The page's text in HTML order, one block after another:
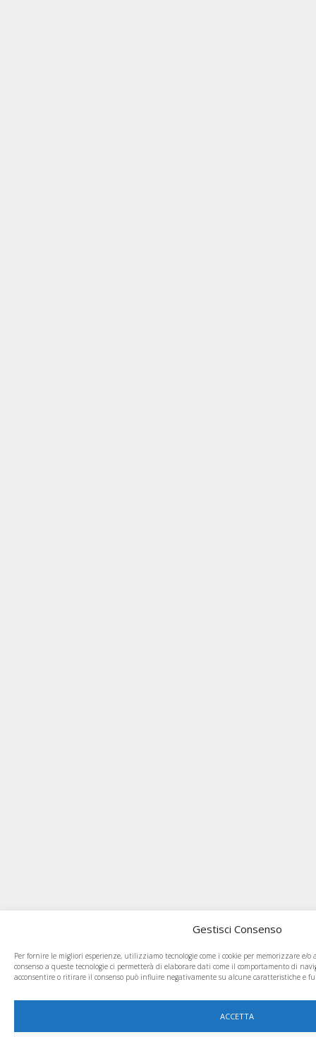
Gestisci Consenso
Per fornire le migliori esperienze, utilizziamo tecnologie come i cookie per memorizzare e/
consenso a queste tecnologie ci permetterà di elaborare dati come il comportamento di
acconsentire o ritirare il consenso può influire negativamente su alcune caratteristiche e
ACCETTA